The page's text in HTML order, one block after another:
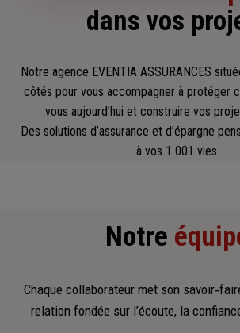
dans vos
Notre agence EVENTIA ASSURANCES
côtés pour vous accompagner à protéger
vous aujourd’hui et construire vos
Des solutions d’assurance et d’épargne
à vos 1 001 vies.
Notre
Chaque collaborateur met son
relation fondée sur l’écoute, la